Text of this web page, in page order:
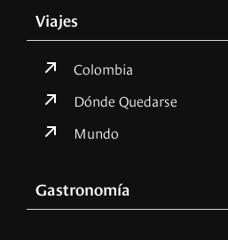
Viajes
Colombia
Dónde Quedarse
Mundo
Gastronomía